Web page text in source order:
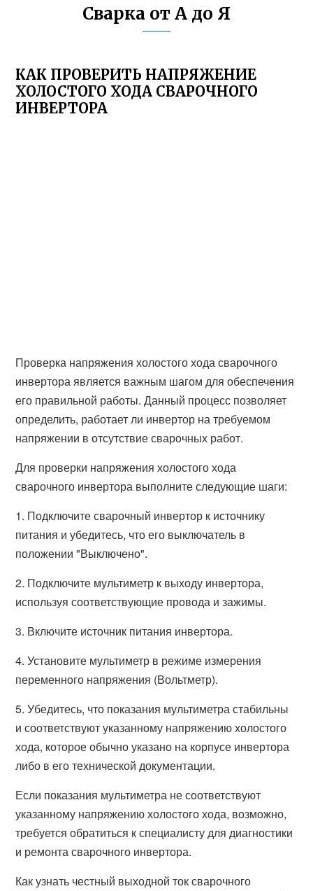
Сварка от А до Я
КАК ПРОВЕРИТЬ НАПРЯЖЕНИЕ
ХОЛОСТОГО ХОДА СВАРОЧНОГО
ИНВЕРТОРА
Проверка напряжения холостого хода сварочного
инвертора является важным шагом для обеспечения
его правильной работы. Данный процесс позволяет
определить, работает ли инвертор на требуемом
напряжении в отсутствие сварочных работ.
Для проверки напряжения холостого хода
сварочного инвертора выполните следующие шаги:
1. Подключите сварочный инвертор к источнику
питания и убедитесь, что его выключатель в
положении "Выключено".
2. Подключите мультиметр к выходу инвертора,
используя соответствующие провода и зажимы.
3. Включите источник питания инвертора.
4. Установите мультиметр в режиме измерения
переменного напряжения (Вольтметр).
5. Убедитесь, что показания мультиметра стабильны
и соответствуют указанному напряжению холостого
хода, которое обычно указано на корпусе инвертора
либо в его технической документации.
Если показания мультиметра не соответствуют
указанному напряжению холостого хода, возможно,
требуется обратиться к специалисту для диагностики
и ремонта сварочного инвертора.
Как узнать честный выходной ток сварочного